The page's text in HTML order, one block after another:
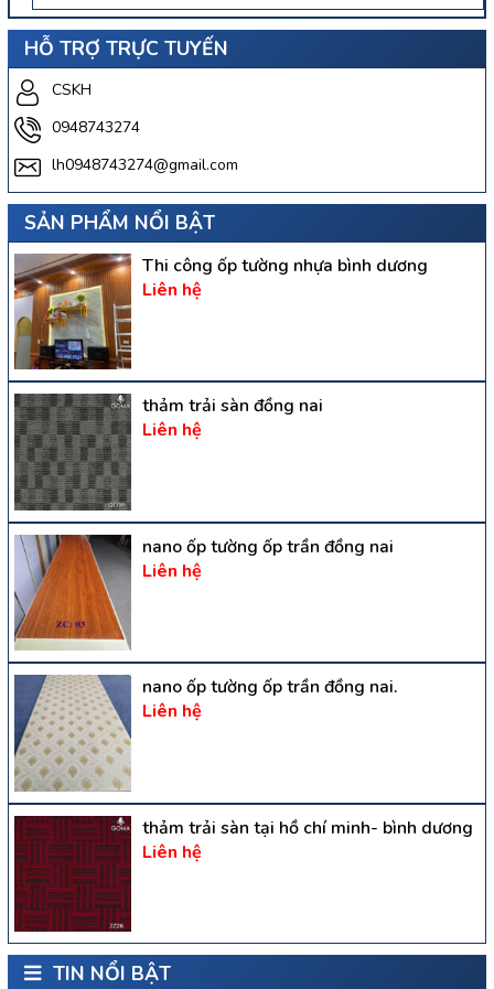
HỖ TRỢ TRỰC TUYẾN
CSKH
0948743274
lh0948743274@gmail.com
SẢN PHẨM NỔI BẬT
Thi công ốp tường nhựa bình dương
Liên hệ
thảm trải sàn đồng nai
Liên hệ
nano ốp tường ốp trần đồng nai
Liên hệ
nano ốp tường ốp trần đồng nai.
Liên hệ
thảm trải sàn tại hồ chí minh- bình dương
Liên hệ
TIN NỔI BẬT